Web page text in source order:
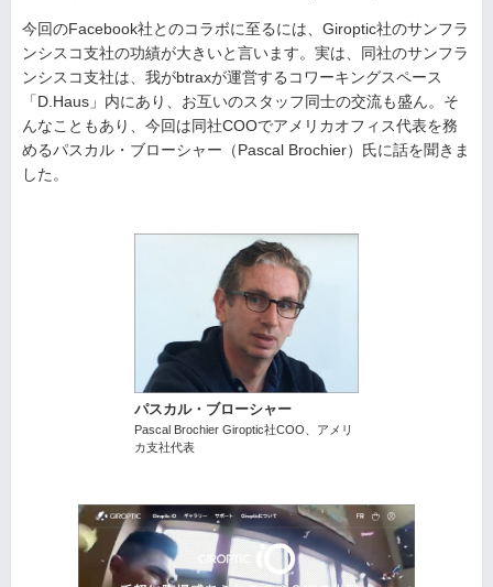
今回のFacebook社とのコラボに至るには、Giroptic社のサンフラ
ンシスコ支社の功績が大きいと言います。実は、同社のサンフラ
ンシスコ支社は、我がbtraxが運営するコワーキングスペース
「D.Haus」内にあり、お互いのスタッフ同士の交流も盛ん。そ
んなこともあり、今回は同社COOでアメリカオフィス代表を務
めるパスカル・ブローシャー（Pascal Brochier）氏に話を聞きま
した。
パスカル・ブローシャー
Pascal Brochier Giroptic社COO、アメリ
カ支社代表